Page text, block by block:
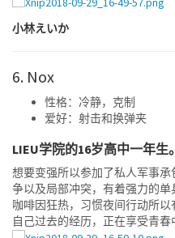
小林えいか
6. Nox
性格：冷静，克制
爱好：射击和换弹夹
LIEU学院的16岁高中一年生。
想要变强所以参加了私人军事
争以及局部冲突，有着强力的单
咖啡因狂热，习惯夜间行动所
自己过去的经历，正在享受青春